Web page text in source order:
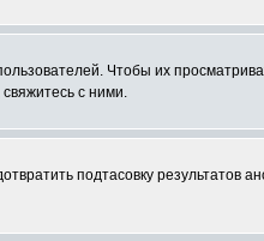
Чтобы их
с ними.
подтасовку